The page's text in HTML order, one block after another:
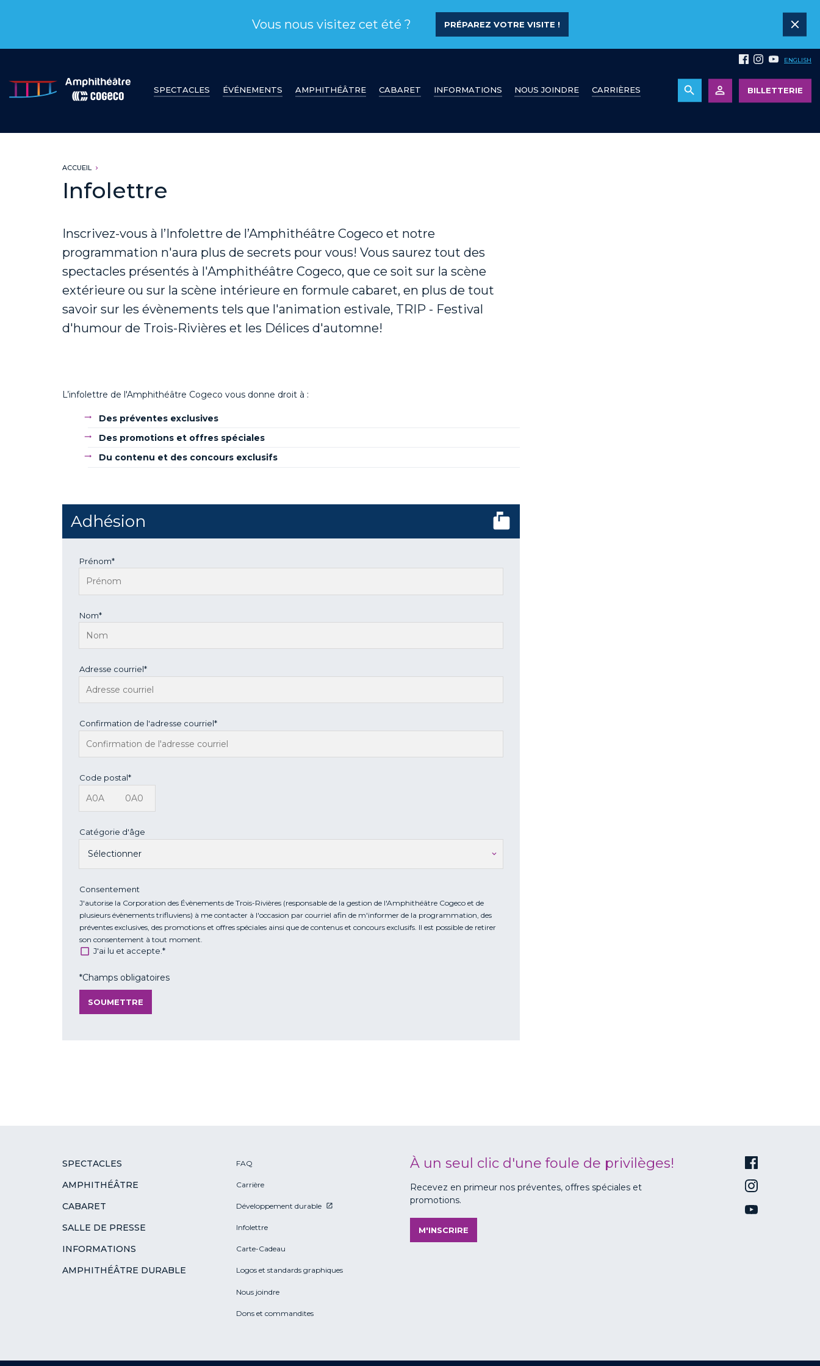
Vous nous visitez cet été ? PRÉPAREZ VOTRE VISITE !
SPECTACLES ÉVÉNEMENTS AMPHITHÉÂTRE CABARET INFORMATIONS NOUS JOINDRE CARRIÈRES
ENGLISH
BILLETTERIE
ACCUEIL
Infolettre
Inscrivez-vous à l’Infolettre de l’Amphithéâtre Cogeco et notre
programmation n'aura plus de secrets pour vous! Vous saurez tout des
spectacles présentés à l'Amphithéâtre Cogeco, que ce soit sur la scène
extérieure ou sur la scène intérieure en formule cabaret, en plus de tout
savoir sur les évènements tels que l'animation estivale, TRIP - Festival
d'humour de Trois-Rivières et les Délices d'automne!
L’infolettre de l'Amphithéâtre Cogeco vous donne droit à :
Des préventes exclusives
Des promotions et offres spéciales
Du contenu et des concours exclusifs
Adhésion
Prénom*
Nom*
Adresse courriel*
Confirmation de l'adresse courriel*
Code postal*
Catégorie d'âge
Consentement
J'autorise la Corporation des Évènements de Trois-Rivières (responsable de la gestion de l'Amphithéâtre Cogeco et de
plusieurs évènements trifluviens) à me contacter à l'occasion par courriel afin de m'informer de la programmation, des
préventes exclusives, des promotions et offres spéciales ainsi que de contenus et concours exclusifs. Il est possible de retirer
son consentement à tout moment.
J'ai lu et accepte.*
*Champs obligatoires
SOUMETTRE
SPECTACLES
AMPHITHÉÂTRE
CABARET
SALLE DE PRESSE
INFORMATIONS
AMPHITHÉÂTRE DURABLE
FAQ
Carrière
Développement durable
Infolettre
Carte-Cadeau
Logos et standards graphiques
Nous joindre
Dons et commandites
À un seul clic d'une foule de privilèges!
Recevez en primeur nos préventes, offres spéciales et
promotions.
M'INSCRIRE